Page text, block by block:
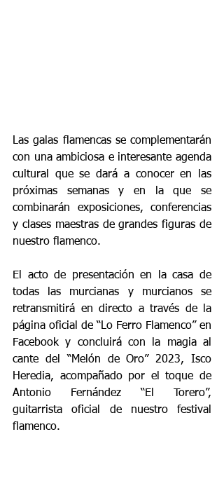
Las galas flamencas se complementarán
con una ambiciosa e interesante agenda
cultural que se dará a conocer en las
próximas semanas y en la que se
combinarán exposiciones, conferencias
y clases maestras de grandes figuras de
nuestro flamenco.
El acto de presentación en la casa de
todas las murcianas y murcianos se
retransmitirá en directo a través de la
página oficial de “Lo Ferro Flamenco” en
Facebook y concluirá con la magia al
cante del “Melón de Oro” 2023, Isco
Heredia, acompañado por el toque de
Antonio Fernández “El Torero”,
guitarrista oficial de nuestro festival
flamenco.